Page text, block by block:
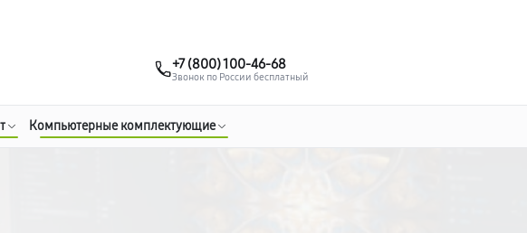
+7 (800) 100-46-68
Звонок по России бесплатный
Компьютерные комплектующие